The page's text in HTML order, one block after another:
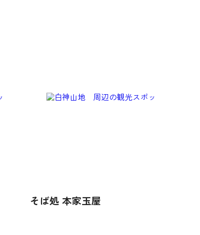
そば処 本家玉屋